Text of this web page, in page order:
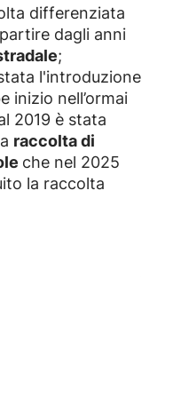
differenziata
dagli anni
;
l'introduzione
inizio nell’ormai
2019 è stata
raccolta di
che nel 2025
la raccolta